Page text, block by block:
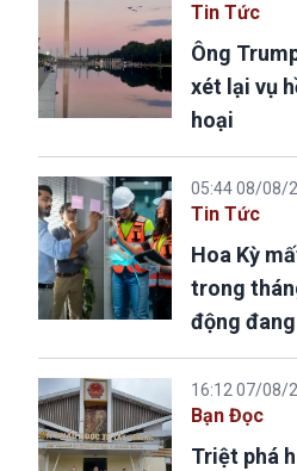
Tin Tức
Ông
xét lại vụ
hoại
05:44 08/08/
Tin Tức
Hoa Kỳ
trong
động
16:12 07/08/
Bạn Đọc
Triệt phá